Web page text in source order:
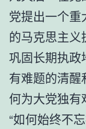
党提出一个重
的马克思主义
巩固长期执政
有难题的清醒
何为大党独有
“如何始终不